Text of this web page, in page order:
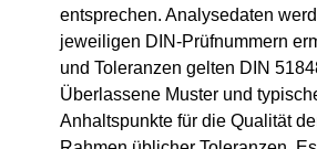
entsprechen. Analysedaten
jeweiligen DIN-Prüfnummern
und Toleranzen gelten DIN
Überlassene Muster und
Anhaltspunkte für die Qualität